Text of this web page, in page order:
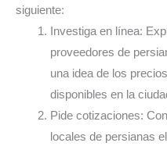
siguiente:
Investiga en línea:
proveedores de
una idea de los
disponibles en la
Pide cotizaciones:
locales de persianas